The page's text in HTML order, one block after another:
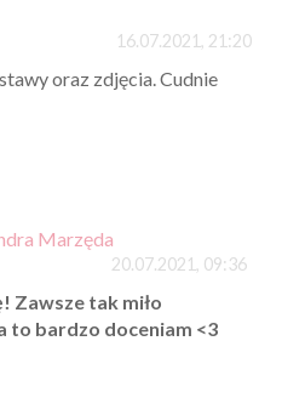
16.07.2021, 21:20
oraz zdjęcia. Cudnie
Marzęda
20.07.2021, 09:36
Zawsze tak miło
to bardzo doceniam <3